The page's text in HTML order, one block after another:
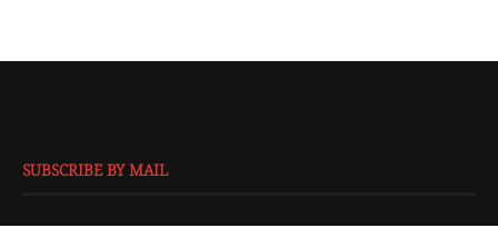
SUBSCRIBE BY MAIL